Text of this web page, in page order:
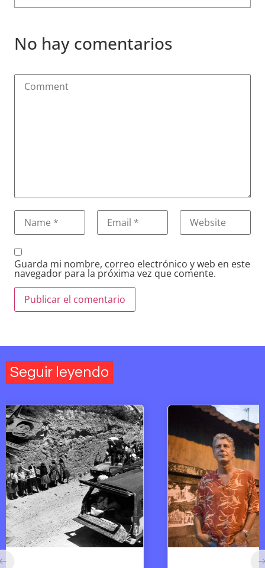
No hay comentarios
Guarda mi nombre, correo electrónico y web en este
navegador para la próxima vez que comente.
Seguir leyendo